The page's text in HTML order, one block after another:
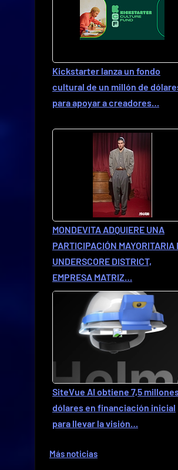
Kickstarter lanza un fondo
cultural de un millón de
para apoyar a creadores…
MONDEVITA ADQUIERE UNA
PARTICIPACIÓN MAYORITARIA
UNDERSCORE DISTRICT,
EMPRESA MATRIZ…
SiteVue AI obtiene 7,5
dólares en financiación inicial
para llevar la visión…
Más noticias